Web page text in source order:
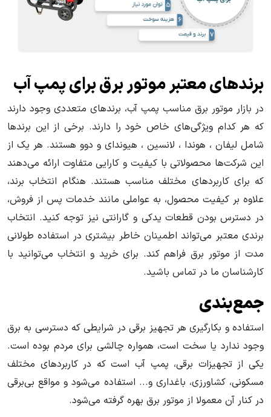
برندهای معتبر موتور برق برای پمپ آب
در بازار موتور برق مناسب پمپ آب، برندهای متعددی وجود دارند
که هر کدام ویژگی‌های خاص خود را دارند. برخی از این برندها
شامل لیفان ، هوندا ، لانسین ، هیوندای و دوو هستند. هر یک از
این شرکت‌ها محصولاتی با کیفیت و کارایی متفاوت ارائه می‌دهند
که برای کاربردهای مختلف مناسب هستند. هنگام انتخاب برند،
علاوه بر کیفیت محصول، به عواملی مانند خدمات پس از فروش،
در دسترس بودن قطعات یدکی و گارانتی نیز توجه کنید. انتخاب
برندی معتبر می‌تواند اطمینان خاطر بیشتری در استفاده طولانی
مدت از موتور برق فراهم کند. برای خرید و انتخاب می‌توانید با
کارشناسان ما در تماس باشید.
جمع‌بندی
استفاده و بکارگیری هر تجهیز برقی در شرایطی که دسترسی به برق
وجود ندارد یا سخت است، همواره چالشی برای مردم بوده است.
یکی از تجهیزات برقی، پمپ آب است که در کاربردهای مختلف
مسکونی، کشاورزی، باغداری و... استفاده می‌شود و مواقع بی‌برقی
در کنار آن معمولا از موتور برق بهره گرفته می‌شود.